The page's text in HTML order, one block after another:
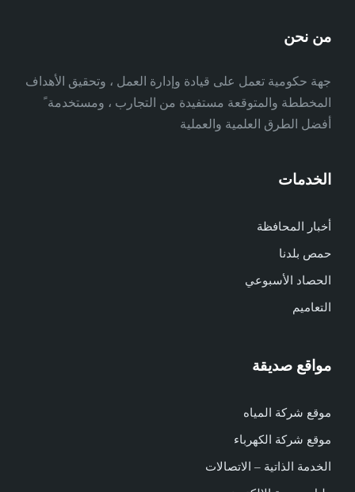
من نحن
جهة حكومية تعمل على قيادة وإدارة العمل ، وتحقيق الأهداف
المخططة والمتوقعة مستفيدة من التجارب ، ومستخدمة ً
أفضل الطرق العلمية والعملية
الخدمات
أخبار المحافظة
حمص بلدنا
الحصاد الأسبوعي
التعاميم
مواقع صديقة
موقع شركة المياه
موقع شركة الكهرباء
الخدمة الذاتية – الاتصالات